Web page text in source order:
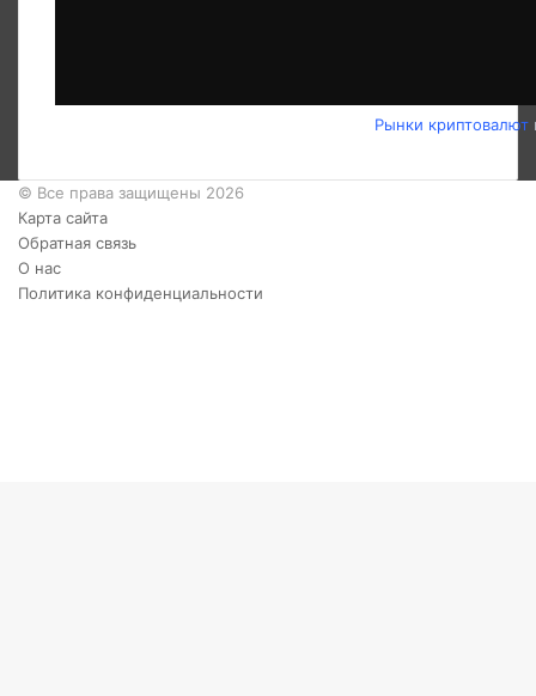
Рынки криптовалют
© Все права защищены 2026
Карта сайта
Обратная связь
О нас
Политика конфиденциальности